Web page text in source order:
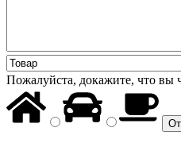
Пожалуйста, докажите, что вы